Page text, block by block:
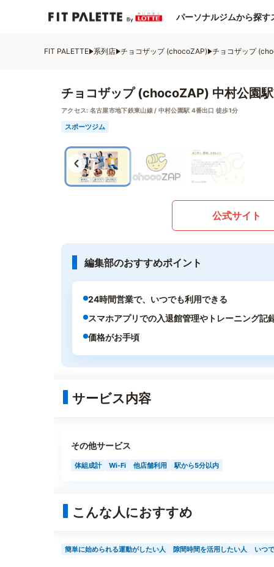
パーソナルジムから探す
FIT PALETTE 系列店 チョコザップ (chocoZAP) チョコザップ
チョコザップ (chocoZAP) 中村公園
アクセス: 名古屋市地下鉄東山線 / 中村公園駅 4番出口 徒歩1分
スポーツジム
公式サイト
編集部のおすすめポイント
24時間営業で、いつでも利用できる
スマホアプリでの入退館管理やトレーニング記
価格がお手頃
サービス内容
その他サービス
体組成計 Wi-Fi 他店舗利用 駅から5分以内
こんな人におすすめ
簡単に始められる運動がしたい人 隙間時間を活用したい人 いつ